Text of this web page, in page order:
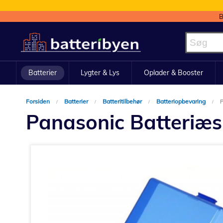
to
Content
Batterier Lygter & Lys Oplader & Booster
Forsiden Batterier Batteritilbehør Batteriopbevaring
Panasonic